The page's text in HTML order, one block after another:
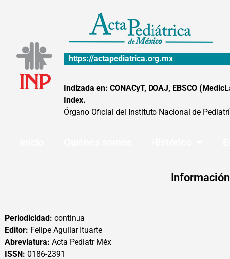
https://actapediatrica.org.mx
Indizada en: CONACyT, DOAJ, EBSCO
Index.
Órgano Oficial del Instituto Nacional de
Periodicidad: continua
Editor: Felipe Aguilar Ituarte
Abreviatura: Acta Pediatr Méx
ISSN: 0186-2391